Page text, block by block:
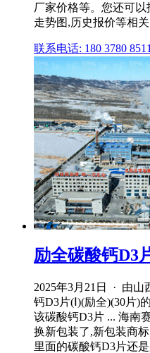
厂家价格等。您还可
走势图,历史报价等相
联系电话: 180 3780 8511
励全碳酸钙D3
2025年3月21日 · 由
钙D3片(Ⅰ)(励全)(30片)
该碳酸钙D3片 ... 海南
换新包装了,新包装商
里面的碳酸钙D3片还